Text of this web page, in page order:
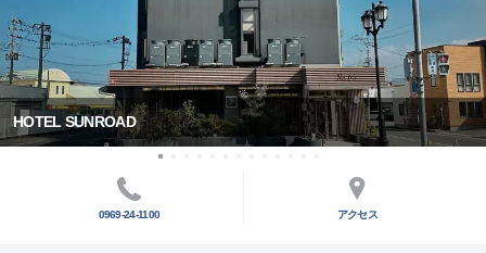
HOTEL SUNROAD
0969-24-1100 アクセス